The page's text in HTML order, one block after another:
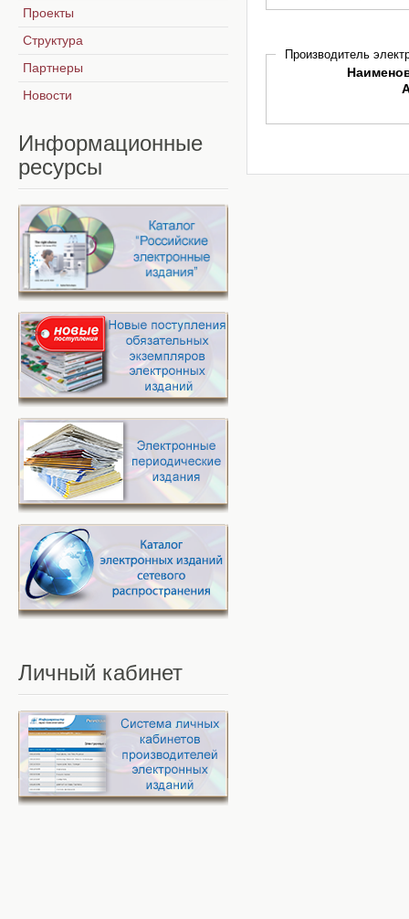
Производитель
Проекты
Структура
Партнеры
Новости
Информационные
ресурсы
Личный кабинет